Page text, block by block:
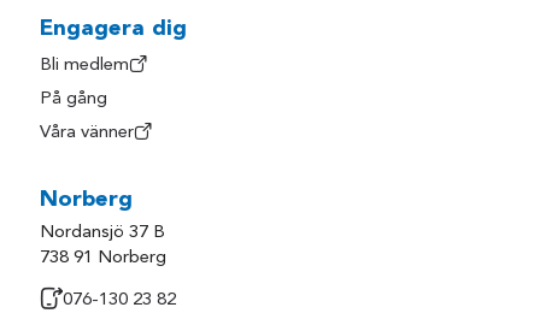
Engagera dig
Bli medlem
På gång
Våra vänner
Norberg
Nordansjö 37 B
738 91 Norberg
076-130 23 82